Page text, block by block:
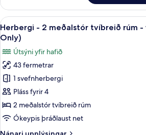
-
svefnherbergi
(Penthouse)
Skoða
allar
myndir
fyrir
Herbergi
-
2
meðalstór
tvíbreið
Ókeypis
5
Herbergi - 2 meðalstór tvíbreið rúm -
Only)
Útsýni yfir hafið
43 fermetrar
1 svefnherbergi
Pláss fyrir 4
2 meðalstór tvíbreið rúm
Ókeypis þráðlaust net
Nánari